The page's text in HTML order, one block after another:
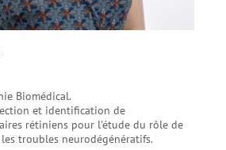
Biomédical.
et identification de
rétiniens pour l'étude du rôle de
troubles neurodégénératifs.